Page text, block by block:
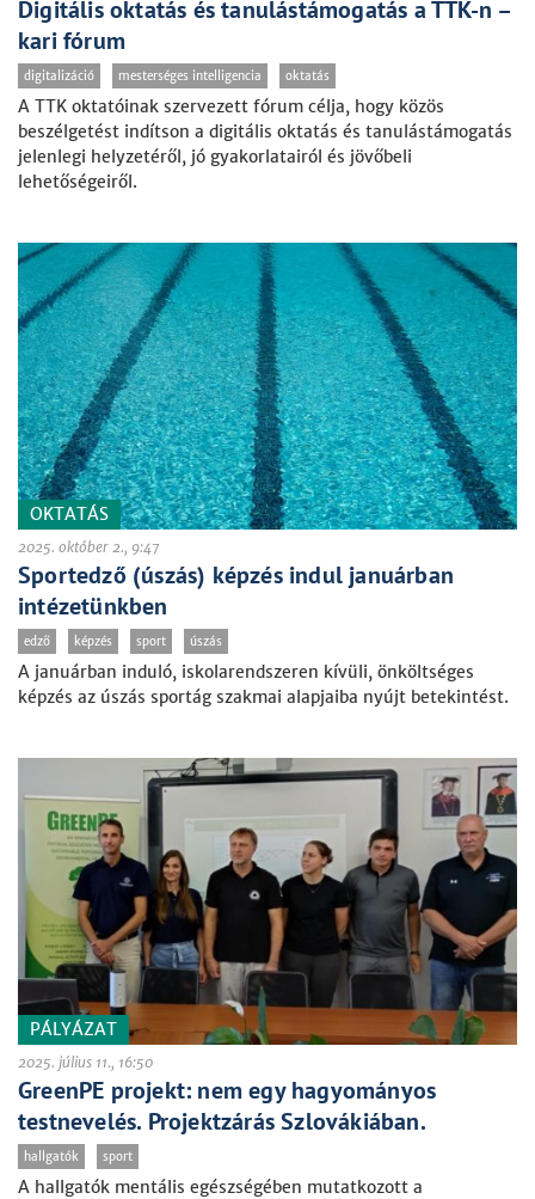
Digitális oktatás és tanulástámogatás a TTK-n –
kari fórum
digitalizáció mesterséges intelligencia oktatás
A TTK oktatóinak szervezett fórum célja, hogy közös
beszélgetést indítson a digitális oktatás és tanulástámogatás
jelenlegi helyzetéről, jó gyakorlatairól és jövőbeli
lehetőségeiről.
OKTATÁS
2025. október 2., 9:47
Sportedző (úszás) képzés indul januárban
intézetünkben
edző képzés sport úszás
A januárban induló, iskolarendszeren kívüli, önköltséges
képzés az úszás sportág szakmai alapjaiba nyújt betekintést.
PÁLYÁZAT
2025. július 11., 16:50
GreenPE projekt: nem egy hagyományos
testnevelés. Projektzárás Szlovákiában.
hallgatók sport
A hallgatók mentális egészségében mutatkozott a